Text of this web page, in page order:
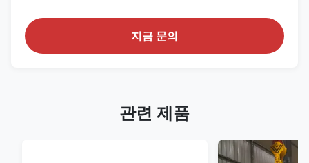
지금 문의
관련 제품